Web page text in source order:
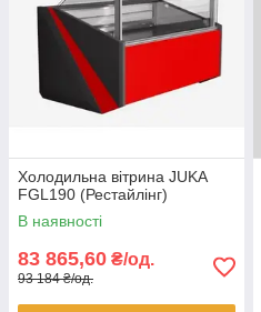
Холодильна вітрина JUKA
FGL190 (Рестайлінг)
В наявності
83 865,60 ₴/од.
93 184 ₴/од.